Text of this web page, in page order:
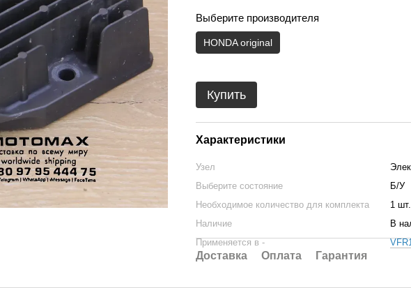
Выберите производителя
HONDA original
Купить
Характеристики
Узел
Выберите состояние
Б/У
Необходимое количество для комплекта
1 шт.
Наличие
В
Применяется в -
Доставка Оплата Гарантия